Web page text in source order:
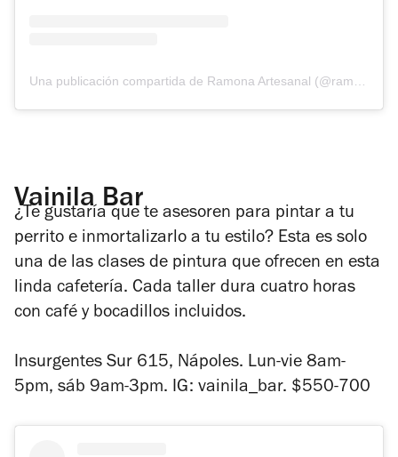
Vainila Bar
¿Te gustaría que te asesoren para pintar a tu
perrito e inmortalizarlo a tu estilo? Esta es solo
una de las clases de pintura que ofrecen en esta
linda cafetería. Cada taller dura cuatro horas
con café y bocadillos incluidos.
Insurgentes Sur 615, Nápoles. Lun-vie 8am-
5pm, sáb 9am-3pm. IG: vainila_bar. $550-700